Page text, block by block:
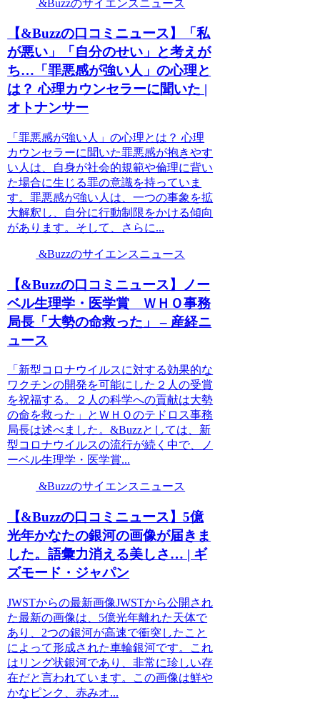
&Buzzのサイエンスニュース
【&Buzzの口コミニュース】「私
が悪い」「自分のせい」と考えが
ち…「罪悪感が強い人」の心理と
は？ 心理カウンセラーに聞いた |
オトナンサー
「罪悪感が強い人」の心理とは？ 心理
カウンセラーに聞いた罪悪感が抱きやす
い人は、自身が社会的規範や倫理に背い
た場合に生じる罪の意識を持っていま
す。罪悪感が強い人は、一つの事象を拡
大解釈し、自分に行動制限をかける傾向
があります。そして、さらに...
&Buzzのサイエンスニュース
【&Buzzの口コミニュース】ノー
ベル生理学・医学賞 ＷＨＯ事務
局長「大勢の命救った」 – 産経ニ
ュース
「新型コロナウイルスに対する効果的な
ワクチンの開発を可能にした２人の受賞
を祝福する。２人の科学への貢献は大勢
の命を救った」とＷＨＯのテドロス事務
局長は述べました。&Buzzとしては、新
型コロナウイルスの流行が続く中で、ノ
ーベル生理学・医学賞...
&Buzzのサイエンスニュース
【&Buzzの口コミニュース】5億
光年かなたの銀河の画像が届きま
した。語彙力消える美しさ… | ギ
ズモード・ジャパン
JWSTからの最新画像JWSTから公開され
た最新の画像は、5億光年離れた天体で
あり、2つの銀河が高速で衝突したこと
によって形成された車輪銀河です。これ
はリング状銀河であり、非常に珍しい存
在だと言われています。この画像は鮮や
かなピンク、赤みオ...